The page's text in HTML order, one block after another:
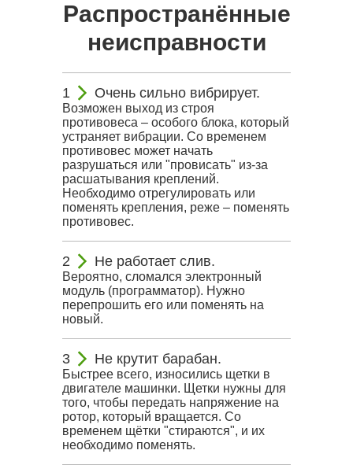
Распространённые
неисправности
Очень сильно вибрирует.
Возможен выход из строя
противовеса – особого блока, который
устраняет вибрации. Со временем
противовес может начать
разрушаться или "провисать" из-за
расшатывания креплений.
Необходимо отрегулировать или
поменять крепления, реже – поменять
противовес.
Не работает слив.
Вероятно, сломался электронный
модуль (программатор). Нужно
перепрошить его или поменять на
новый.
Не крутит барабан.
Быстрее всего, износились щетки в
двигателе машинки. Щетки нужны для
того, чтобы передать напряжение на
ротор, который вращается. Со
временем щётки "стираются", и их
необходимо поменять.